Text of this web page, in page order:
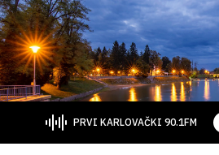
PRVI KARLOVAČKI 90.1FM